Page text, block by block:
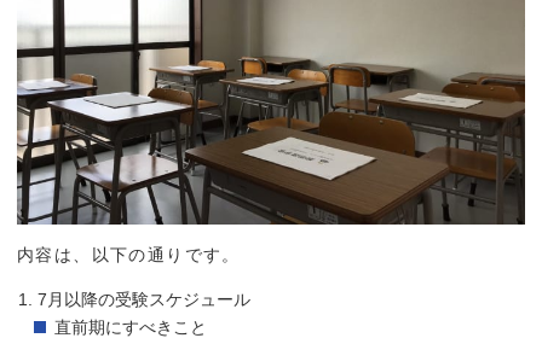
内容は、以下の通りです。
7月以降の受験スケジュール
直前期にすべきこと